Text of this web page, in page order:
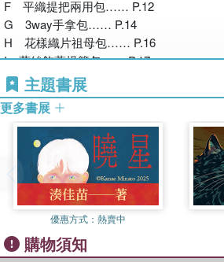
以不急不徐的從容心情輕鬆鉤織吧！
F 平織提把兩用包…… P.12
G 3way手拿包…… P.14
H 花樣織片祖母包…… P.16
I 蕾絲飾蓋提籃包…… P.17
J 木製口金兩用包…… P.18
K 馬歇爾包…… P.20
L 肩背包…… P.21
M.N 水桶包…… P22.
O.P 拉鍊波奇包…… P.23
Q 橫紋口金側背包…… P.24
R 刺繡波奇包…… P.26
S 圓形束口包…… P.27
T 平織毯幾何圖案手拿包…… P.28
U 竹節手提包…… P.29
主題書展
更多書展
優惠方式： 熱賣中
購物須知